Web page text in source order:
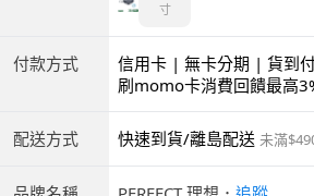
寸
付款方式
信用卡 | 無卡分期 | 貨到
商付款 | ATM | 銀聯卡
刷momo卡消費回饋最高
配送方式 快速到貨/離島配送 未滿